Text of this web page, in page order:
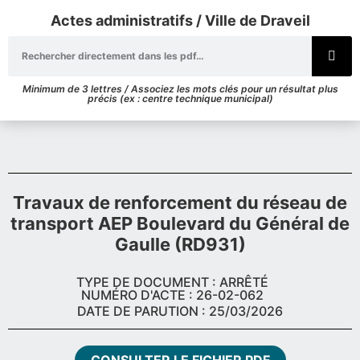
Actes administratifs / Ville de Draveil
Minimum de 3 lettres / Associez les mots clés pour un résultat plus
précis (ex : centre technique municipal)
Travaux de renforcement du réseau de
transport AEP Boulevard du Général de
Gaulle (RD931)
TYPE DE DOCUMENT : ARRÊTÉ
NUMÉRO D'ACTE : 26-02-062
DATE DE PARUTION : 25/03/2026